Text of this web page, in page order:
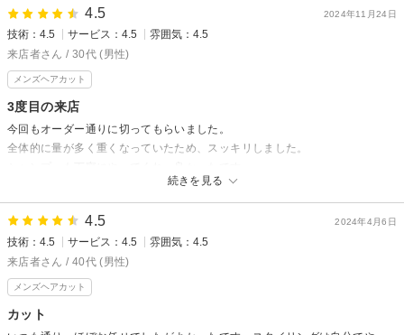
2024年11月24日
4.5
技術：4.5 サービス：4.5
雰囲気：4.5
来店者さん / 30代 (男性)
メンズヘアカット
3度目の来店
続きを見る
今回もオーダー通りに切ってもらいました。
全体的に量が多く重くなっていたため、スッキリしました。
2024年4月6日
4.5
技術：4.5 サービス：4.5
雰囲気：4.5
来店者さん / 40代 (男性)
メンズヘアカット
カット